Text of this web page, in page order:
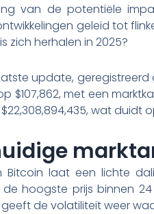
van de potentiële
geleid tot
zich herhalen in 2025?
update, geregistreerd
$107,862, met een
wat duidt
laat een lichte
hoogste prijs binnen 24
de volatiliteit weer